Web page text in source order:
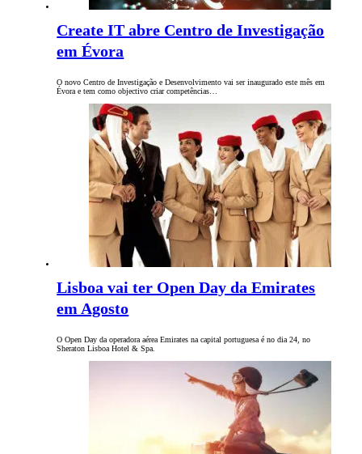
Create IT abre Centro de Investigação
em Évora
O novo Centro de Investigação e Desenvolvimento vai ser inaugurado este mês em
Évora e tem como objectivo criar competências…
Lisboa vai ter Open Day da Emirates
em Agosto
O Open Day da operadora aérea Emirates na capital portuguesa é no dia 24, no
Sheraton Lisboa Hotel & Spa.